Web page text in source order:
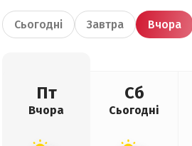
Сьогодні Завтра Вчора
Пт
Вчора
Сб
Сьогодні